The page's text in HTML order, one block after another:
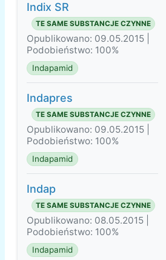
Indix SR
TE SAME SUBSTANCJE CZYNNE
Opublikowano: 09.05.2015 |
Podobieństwo: 100%
Indapamid
Indapres
TE SAME SUBSTANCJE CZYNNE
Opublikowano: 09.05.2015 |
Podobieństwo: 100%
Indapamid
Indap
TE SAME SUBSTANCJE CZYNNE
Opublikowano: 08.05.2015 |
Podobieństwo: 100%
Indapamid